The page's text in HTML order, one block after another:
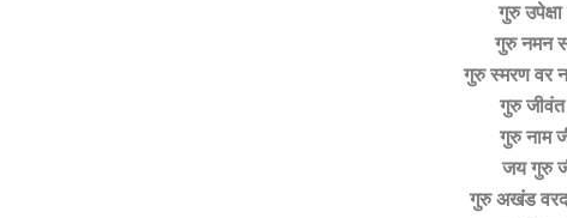
गुरु उपेक्षा
गुरु नमन
गुरु स्मरण वर
गुरु
गुरु नाम
जय गुरु
गुरु अखंड